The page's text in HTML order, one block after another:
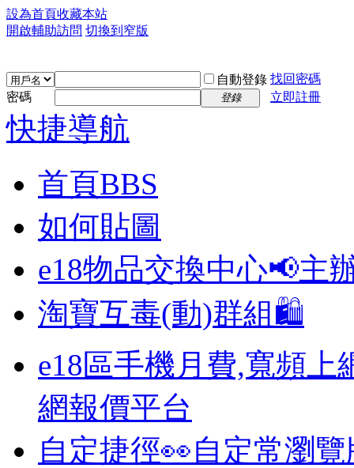
設為首頁收藏本站
開啟輔助訪問 切換到窄版
自動登錄 找回密碼
密碼
登錄 立即註冊
快捷導航
首頁BBS
如何貼圖
e18物品交換中心📢主
淘寶互毒(動)群組🛍️
e18區手機月費,寬頻上
網報價平台
自定捷徑👀自定常瀏